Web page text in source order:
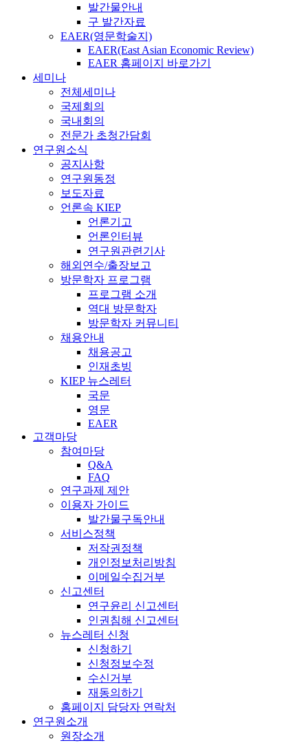
발간물안내
구 발간자료
EAER(영문학술지)
EAER(East Asian Economic Review)
EAER 홈페이지 바로가기
세미나
전체세미나
국제회의
국내회의
전문가 초청간담회
연구원소식
공지사항
연구원동정
보도자료
언론속 KIEP
언론기고
언론인터뷰
연구원관련기사
해외연수/출장보고
방문학자 프로그램
프로그램 소개
역대 방문학자
방문학자 커뮤니티
채용안내
채용공고
인재초빙
KIEP 뉴스레터
국문
영문
EAER
고객마당
참여마당
Q&A
FAQ
연구과제 제안
이용자 가이드
발간물구독안내
서비스정책
저작권정책
개인정보처리방침
이메일수집거부
신고센터
연구윤리 신고센터
인권침해 신고센터
뉴스레터 신청
신청하기
신청정보수정
수신거부
재동의하기
홈페이지 담당자 연락처
연구원소개
원장소개